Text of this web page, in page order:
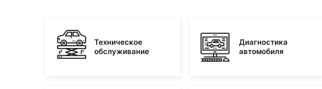
Техническое
обслуживание
Диагностика
автомобиля